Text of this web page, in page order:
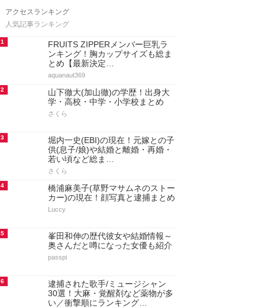
アクセスランキング
人気記事ランキング
1
FRUITS ZIPPERメンバー巨乳ラ
ンキング！胸カップサイズも総ま
とめ【最新決定…
aquanaut369
2
山下徹大(加山徹)の学歴！出身大
学・高校・中学・小学校まとめ
さくら
3
堀内一史(EBI)の現在！元嫁との子
供(息子/娘)や結婚と離婚・再婚・
若い頃など総ま…
さくら
4
橋浦麻美子(草野マサムネのストー
カー)の現在！顔写真と逮捕まとめ
Luccy
5
峯田和伸の歴代彼女や結婚情報～
奥さんだと噂になった女優も紹介
passpi
6
逮捕された歌手/ミュージシャン
30選！大麻・覚醒剤など薬物が多
い／衝撃順にランキング…